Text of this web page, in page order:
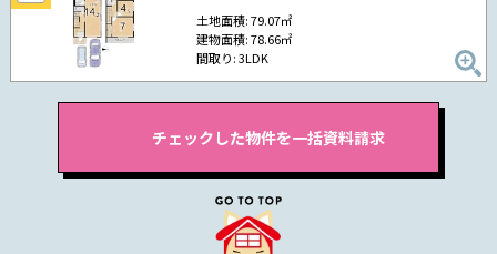
土地面積: 79.07㎡
建物面積: 78.66㎡
間取り: 3LDK